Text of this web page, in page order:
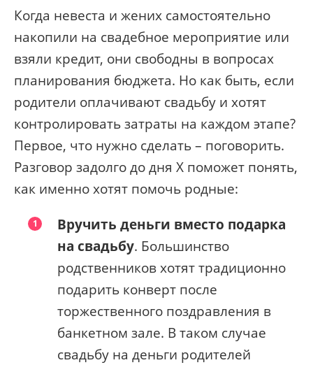
Когда невеста и жених самостоятельно
накопили на свадебное мероприятие или
взяли кредит, они свободны в вопросах
планирования бюджета. Но как быть, если
родители оплачивают свадьбу и хотят
контролировать затраты на каждом этапе?
Первое, что нужно сделать – поговорить.
Разговор задолго до дня X поможет понять,
как именно хотят помочь родные:
Вручить деньги вместо подарка
на свадьбу. Большинство
родственников хотят традиционно
подарить конверт после
торжественного поздравления в
банкетном зале. В таком случае
свадьбу на деньги родителей